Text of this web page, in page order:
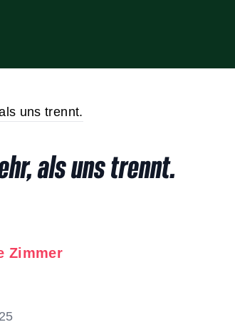
als uns trennt.
Zimmer